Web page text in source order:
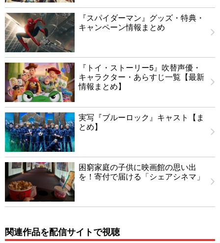
『スパイダーマン』グッズ・特典・
キャンペーン情報まとめ
『トイ・ストーリー5』吹替声優・
キャラクター・あらすじ一覧【最新
情報まとめ】
実写『ブルーロック』キャスト【ま
とめ】
困窮家庭の子供に映画館の思い出
を！寄付で届ける「シェアシネマ」
関連作品を配信サイトで視聴